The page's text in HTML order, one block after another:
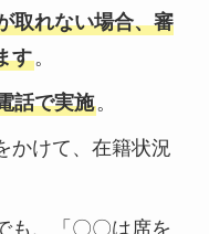
取れない場合、審
す。
話で実施。
かけて、在籍状況
も、「〇〇は席を